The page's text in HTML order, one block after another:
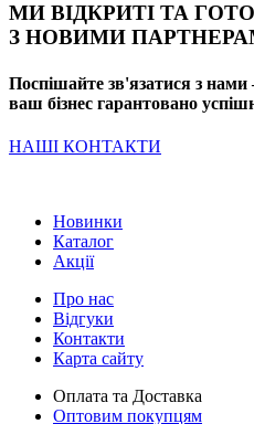
МИ ВІДКРИТІ ТА
З НОВИМИ
Поспішайте зв'язатися з
ваш бізнес гарантовано
НАШІ КОНТАКТИ
Новинки
Каталог
Акції
Про нас
Відгуки
Контакти
Карта сайту
Оплата та Доставка
Оптовим покупцям